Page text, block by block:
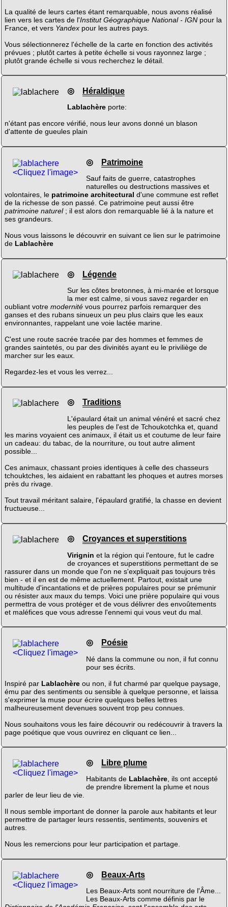
La qualité de leurs cartes étant remarquable, nous avons réalisé
lien vers les cartes de l'Institut Géographique National - IGNpour la
France, et vers Yandexpour les autres pays.
Vous sélectionnerez l'échelle de la carte en fonction des activités
prévues ; plutôt cartes à petite échelle si vous rayonnez large ;
plutôt grande échelle si vous recherchez le détail.
◎ Héraldique
Lablachèreporte:
n'étant pas encore vérifié, nous leur avons donné un blason
d'attente de gueules plain
<Cliquez l'image>
◎ Patrimoine
Sauf faits de guerre, catastrophes
naturelles ou destructions massives et
volontaires, le patrimoine architectural d'une commune est reflet
de la richesse de son passé. Ce patrimoine peut aussi être
patrimoine naturel; il est alors don remarquable lié à la nature et
ses grandeurs.
Nous vous laissons le découvrir en suivant ce lien sur le patrimoine
de Lablachère
◎ Légende
Sur les côtes bretonnes, à mi-marée et lorsque
la mer est calme, si vous savez regarder en
oubliant votre modernitévous pourrez parfois remarquer des
ganses et des rubans sinueux un peu plus clairs que les eaux
environnantes, rappelant une voie lactée marine.
C'est une route sacrée tracée par des hommes et femmes de
grandes saintetés, ou par des divinités ayant eu le priviliège de
marcher sur les eaux.
Regardez-les et vous les verrez...
◎ Traditions
L'épaulard était un animal vénéré et sacré chez
les peuples de l'est de Tchoukotchka et, quand
les marins voyaient ces animaux, il était us et coutume de leur faire
un cadeau: du tabac, de la nourriture, ou tout autre aliment
possible...
Ces animaux, chassant proies identiques à celle des chasseurs
tchouktches, les aidaient en rabattant les phoques et autres morses
près du rivage.
Tout travail méritant salaire, l'épaulard gratifié, la chasse en devient
fructueuse...
◎ Croyances et superstitions
Virignin et la région qui l'entoure, fut le cadre
de croyances et superstitions permettant de se
rassurer dans un monde que l'on ne s'expliquait pas toujours très
bien - et il en est de même actuellement. Partout, existait une
multitude d'incantations et de prières populaires pour se prémunir
ou résister aux maux du temps. Voici une prière populaire qui vous
permettra de vous protéger et de vous délivrer des envoûtements
et maléfices que vous adresse l'ennemi qui vous veut du mal.
<Cliquez l'image>
◎ Poésie
Né dans la commune ou non, il fut connu
pour ses écrits.
Inspiré par Lablachèreou non, il fut charmé par quelque paysage,
ému par des sentiments ou sensible à quelque personne, et laissa
s'exprimer la muse pour écrire quelques belles lettres
malheureusement devenues souvent trop peu connues.
Nous souhaitons vous les faire découvrir ou redécouvrir à travers la
page poétique que vous ouvrirez en cliquant ce lien...
<Cliquez l'image>
◎ Libre plume
Habitants de Lablachère, ils ont accepté
de prendre librement la plume et nous
parler de leur lieu de vie.
Il nous semble important de donner la parole aux habitants et leur
permettre de partager leurs ressentis, sentiments, souvenirs et
autres.
Nous les remercions pour leur participation et partage.
<Cliquez l'image>
◎ Beaux-Arts
Les Beaux-Arts sont nourriture de l'Âme...
Les Beaux-Arts comme définis par le